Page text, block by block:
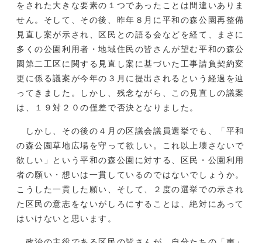
をされた大きな要素の１つであったことは間違いありま
せん。そして、その後、昨年８月に平和の森公園再整備
見直し案が示され、区民との語る会などを経て、まさに
多くの公園利用者・地域住民の皆さんが望む平和の森公
園第二工区に関する見直し案に基づいた工事請負契約変
更に係る議案が今年の３月に提出されるという経過を辿
ってきました。しかし、残念ながら、この見直しの議案
は、１９対２０の僅差で否決となりました。
しかし、その後の４月の区議会議員選挙でも、「平和
の森公園草地広場を守って欲しい。これ以上壊さないで
欲しい」という平和の森公園に対する、区民・公園利用
者の願い・想いは一貫しているのではないでしょうか。
こうした一貫した願い、そして、２度の選挙での示され
た区民の意志をないがしろにすることは、絶対にあって
はいけないと思います。